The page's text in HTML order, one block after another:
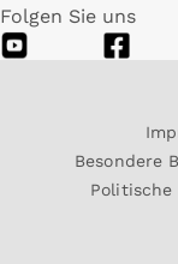
Folgen Sie uns
Besondere